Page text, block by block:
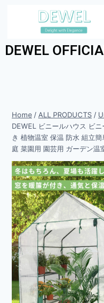
DEWEL
Home / ALL PRODUCTS /
DEWEL ビニールハウス ビ
き 植物温室 保温 防水 組立
庭 菜園用 園芸用 ガーデン温